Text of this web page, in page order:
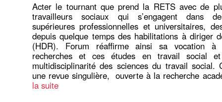
Acter le tournant que prend la RETS avec de
travailleurs sociaux qui s’engagent dans
supérieures professionnelles et universitaires,
depuis quelque temps des habilitations à diriger
(HDR). Forum réaffirme ainsi sa vocation à
recherches et ces études en travail social
multidisciplinarité des sciences du travail
une revue singulière, ouverte à la recherche
la suite